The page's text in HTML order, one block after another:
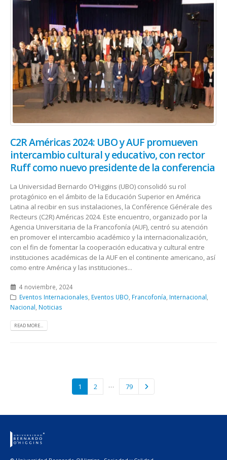
C2R Américas 2024: UBO y AUF promueven
intercambio cultural y educativo, con rector
Ruff como nuevo presidente de la conferencia
La Universidad Bernardo O’Higgins (UBO) consolidó su rol
protagónico en el ámbito de la Educación Superior en América
Latina al recibir en sus instalaciones, la Conférence Générale des
Recteurs (C2R) Américas 2024. Este encuentro, organizado por la
Agencia Universitaria de la Francofonía (AUF), centró su atención
en promover el intercambio académico y la internacionalización,
con el fin de fomentar la cooperación educativa y cultural entre
instituciones académicas de la AUF en el continente americano, así
como entre América y las instituciones...
4 noviembre, 2024
Eventos Internacionales, Eventos UBO, Francofonía, Internacional,
Nacional, Noticias
READ MORE...
1 2 … 79